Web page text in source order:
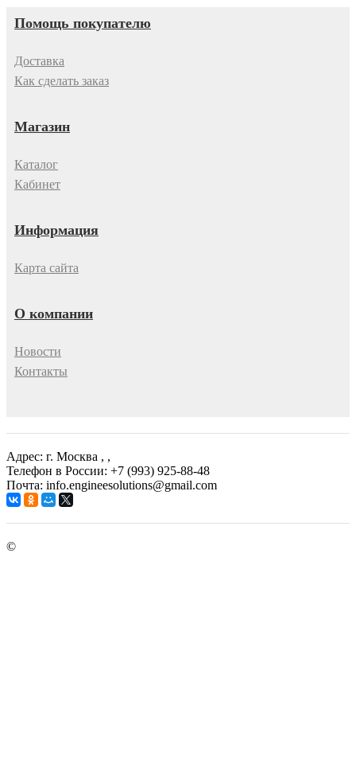
Помощь покупателю
Доставка
Как сделать заказ
Магазин
Каталог
Кабинет
Информация
Карта сайта
О компании
Новости
Контакты
Адрес: г. Москва , ,
Телефон в России: +7 (993) 925-88-48
Почта: info.engineesolutions@gmail.com
©